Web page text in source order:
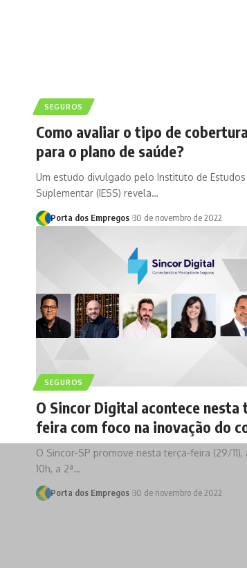
SEGUROS
Como avaliar o tipo de
para o plano de saúde?
Um estudo divulgado pelo Instituto de Estudos
Suplementar (IESS) revela…
Porta dos Empregos 30 de novembro de 2022
SEGUROS
O Sincor Digital acontece nesta
feira com foco na inovação do
O Sincor-SP promove nesta terça-feira (29/11),
10h, a 2ª…
Porta dos Empregos 30 de novembro de 2022